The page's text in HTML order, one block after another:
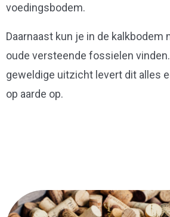
voedingsbodem.
Daarnaast kun je in de kalkbodem
oude versteende fossielen
geweldige uitzicht levert dit alles
op aarde op.